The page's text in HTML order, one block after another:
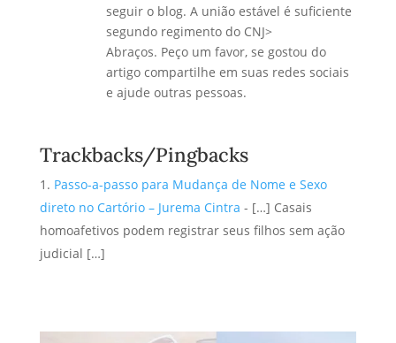
seguir o blog. A união estável é suficiente
segundo regimento do CNJ>
Abraços. Peço um favor, se gostou do
artigo compartilhe em suas redes sociais
e ajude outras pessoas.
Trackbacks/Pingbacks
Passo-a-passo para Mudança de Nome e Sexo
direto no Cartório – Jurema Cintra - […] Casais
homoafetivos podem registrar seus filhos sem ação
judicial […]